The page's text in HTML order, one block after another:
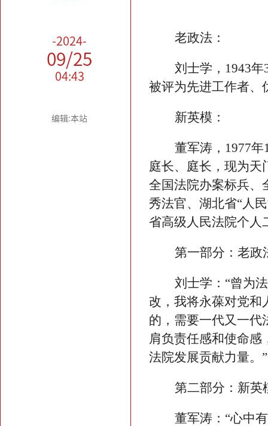
-2024-
09/25
04:43
编辑:本站
老政法：
刘士学， 1943
被评为先进工作者、
新英模 ：
董军涛， 1977
庭长、庭长，现为天
全国法院办案标兵、
秀法官、湖北省“人
省高级人民法院个人
第一部分：老政
刘士学： “曾为
改，我将永葆对党和
的，需要一代又一代
肩负责任感和使命
法院发展贡献力量。 ”
第二部分：新英
董军涛： “心中